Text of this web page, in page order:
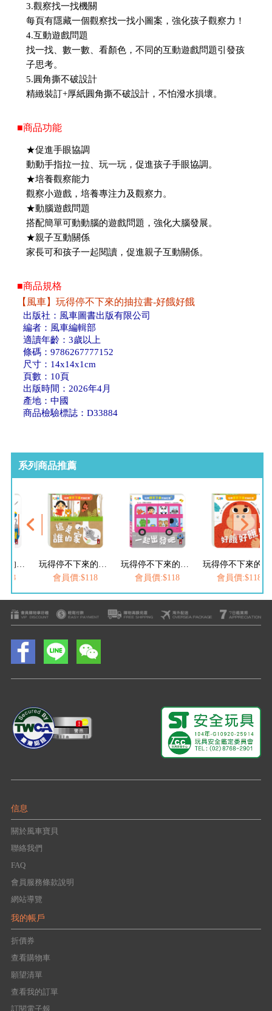
3.觀察找一找機關
每頁有隱藏一個觀察找一找小圖案，強化孩子觀察力！
4.互動遊戲問題
找一找、數一數、看顏色，不同的互動遊戲問題引發孩
子思考。
5.圓角撕不破設計
精緻裝訂+厚紙圓角撕不破設計，不怕潑水損壞。
■商品功能
★促進手眼協調
動動手指拉一拉、玩一玩，促進孩子手眼協調。
★培養觀察能力
觀察小遊戲，培養專注力及觀察力。
★動腦遊戲問題
搭配簡單可動動腦的遊戲問題，強化大腦發展。
★親子互動關係
家長可和孩子一起閱讀，促進親子互動關係。
■商品規格
【風車】玩得停不下來的抽拉書-好餓好餓
出版社：風車圖書出版有限公司
編者：風車編輯部
適讀年齡：3歲以上
條碼：9786267777152
尺寸：14x14x1cm
頁數：10頁
出版時間：2026年4月
產地：中國
商品檢驗標誌：D33884
系列商品推薦
玩得停不下來的抽拉書-猜猜我是誰
玩得停不下來的抽拉書-這是誰的家
會員價:$118
玩得停不下來的抽拉書-一起出發吧
會員價:$118
會員價:$118
信息
關於風車寶貝
聯絡我們
FAQ
會員服務條款說明
網站導覽
我的帳戶
折價券
查看購物車
願望清單
查看我的訂單
訂閱電子報